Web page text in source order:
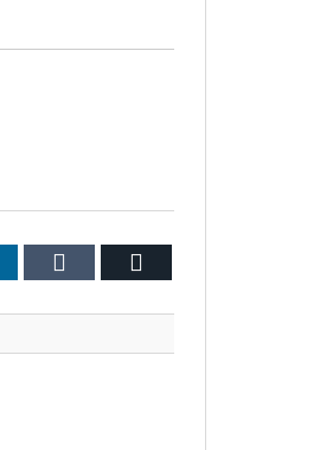
LinkedIn Tumblr